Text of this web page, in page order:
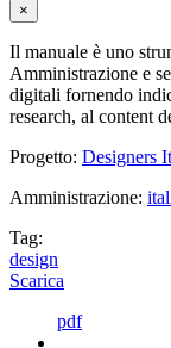
×
Il manuale è uno
Amministrazione e
digitali fornendo
research, al content
Progetto: Designers
Amministrazione:
Tag:
design
Scarica
pdf